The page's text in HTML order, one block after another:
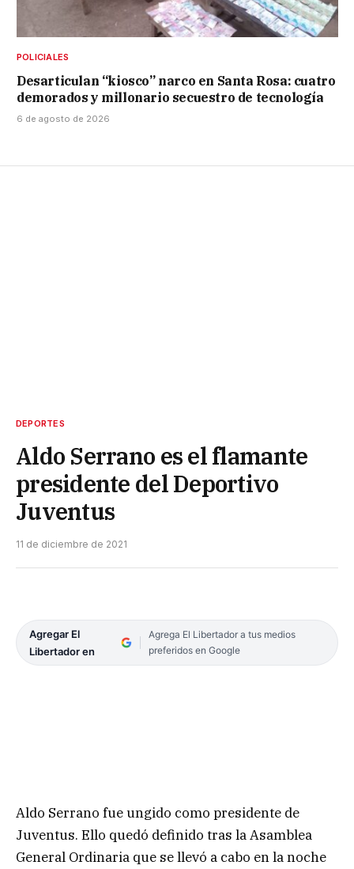
POLICIALES
Desarticulan “kiosco” narco en Santa Rosa: cuatro
demorados y millonario secuestro de tecnología
6 de agosto de 2026
DEPORTES
Aldo Serrano es el flamante
presidente del Deportivo
Juventus
11 de diciembre de 2021
Agregar El
Libertador en
Agrega El Libertador a tus medios
preferidos en Google
Aldo Serrano fue ungido como presidente de
Juventus. Ello quedó definido tras la Asamblea
General Ordinaria que se llevó a cabo en la noche